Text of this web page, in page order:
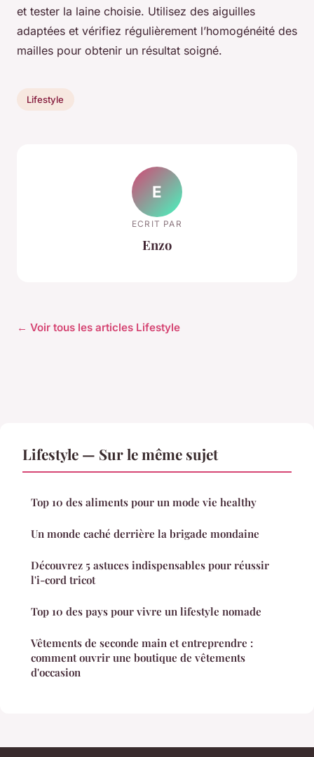
et tester la laine choisie. Utilisez des aiguilles
adaptées et vérifiez régulièrement l’homogénéité des
mailles pour obtenir un résultat soigné.
Lifestyle
E
ECRIT PAR
Enzo
← Voir tous les articles Lifestyle
Lifestyle — Sur le même sujet
Top 10 des aliments pour un mode vie healthy
Un monde caché derrière la brigade mondaine
Découvrez 5 astuces indispensables pour réussir
l'i-cord tricot
Top 10 des pays pour vivre un lifestyle nomade
Vêtements de seconde main et entreprendre :
comment ouvrir une boutique de vêtements
d'occasion